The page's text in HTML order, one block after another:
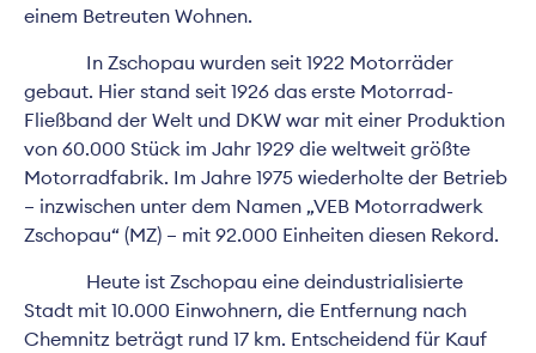
einem Betreuten Wohnen.
In Zschopau wurden seit 1922 Motorräder
gebaut. Hier stand seit 1926 das erste Motorrad-
Fließband der Welt und DKW war mit einer Produktion
von 60.000 Stück im Jahr 1929 die weltweit größte
Motorradfabrik. Im Jahre 1975 wiederholte der Betrieb
– inzwischen unter dem Namen „VEB Motorradwerk
Zschopau“ (MZ) – mit 92.000 Einheiten diesen Rekord.
Heute ist Zschopau eine deindustrialisierte
Stadt mit 10.000 Einwohnern, die Entfernung nach
Chemnitz beträgt rund 17 km. Entscheidend für Kauf